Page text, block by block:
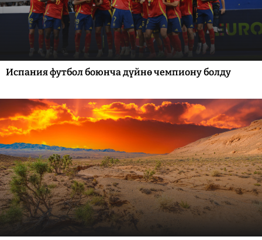
Испания футбол боюнча дүйнө чемпиону болду